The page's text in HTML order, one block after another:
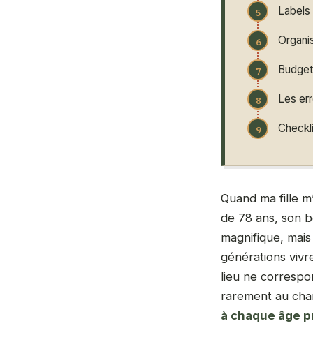
Les
Quand ma fille
de 78 ans, son
magnifique,
générations
lieu ne
rarement au
à chaque âge